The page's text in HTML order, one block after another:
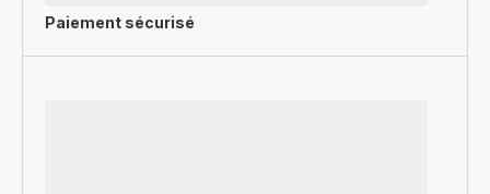
Paiement sécurisé